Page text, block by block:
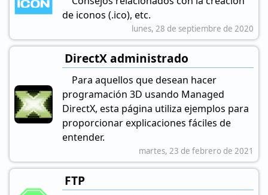
de iconos (.ico), etc.
lunes, 28 de septiembre de 2020
DirectX administrado
Para aquellos que desean hacer
programación 3D usando Managed
DirectX, esta página utiliza ejemplos para
proporcionar explicaciones fáciles de
entender.
martes, 23 de febrero de 2021
FTP